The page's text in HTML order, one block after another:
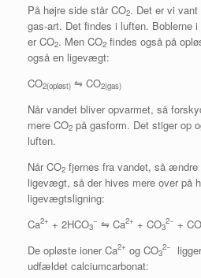
På højre side står CO2. Det er vi
gas-art. Det findes i luften. Boblerne
er CO2. Men CO2 findes også på
også en ligevægt:
CO2(opløst) ⇋ CO2(gas)
Når vandet bliver opvarmet, så
mere CO2 på gasform. Det stiger op
luften.
Når CO2 fjernes fra vandet, så
ligevægt, så der hives mere over på
ligevægtsligning:
Ca2+ + 2HCO3
− ⇋ Ca2+ + CO3
2− + CO
De opløste ioner Ca2+ og CO3
2−
udfældet calciumcarbonat: